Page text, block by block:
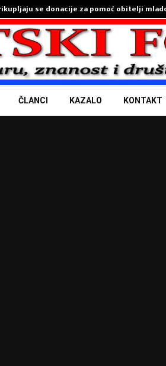
se donacije za pomoć obitelji
ČLANCI KAZALO KONTAKT